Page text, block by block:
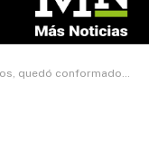
el nuevo HCD de San Fernando